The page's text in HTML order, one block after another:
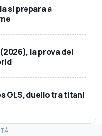
si prepara a
la prova del
GLS, duello tra titani